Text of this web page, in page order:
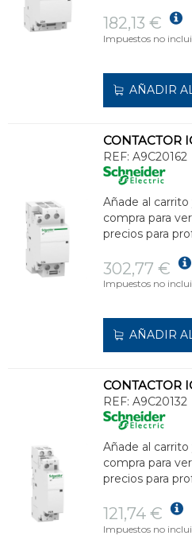
182,13 €
Impuestos no
AÑADIR
CONTACTOR
REF: A9C20162
Añade al
compra para
precios para
302,77 €
Impuestos no
AÑADIR
CONTACTOR
REF: A9C20132
Añade al
compra para
precios para
121,74 €
Impuestos no